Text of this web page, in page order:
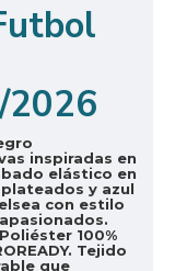
2026
inspiradas en
elástico en
y azul
con estilo
Poliéster 100%
Tejido
que